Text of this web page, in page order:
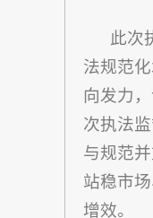
此次执
法规范
向发力
次执法
与规范
站稳市
增效。